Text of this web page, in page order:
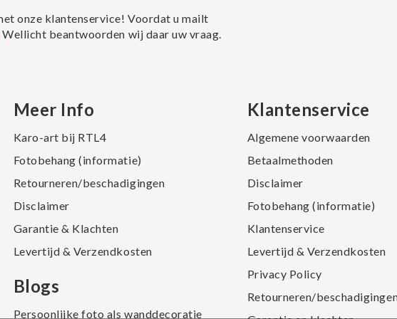
onze klantenservice! Voordat u mailt
Wellicht beantwoorden wij daar uw vraag.
Meer Info
Karo-art bij RTL4
Fotobehang (informatie)
Retourneren/beschadigingen
Disclaimer
Garantie & Klachten
Levertijd & Verzendkosten
Blogs
Persoonlijke foto als wanddecoratie
Klantenservice
Algemene voorwaarden
Betaalmethoden
Disclaimer
Fotobehang (informatie)
Klantenservice
Levertijd & Verzendkosten
Privacy Policy
Retourneren/